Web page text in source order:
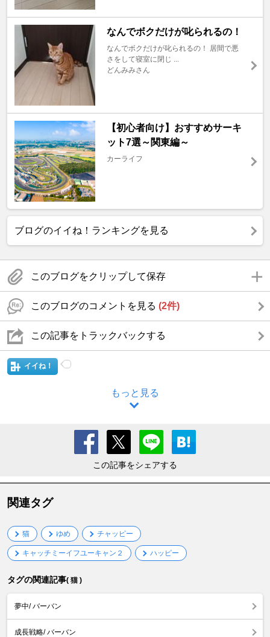
なんでボクだけが叱られるの！
なんでボクだけが叱られるの！ 居間で悪
さをして寝室に閉じ ...
どんみみさん
【初心者向け】おすすめサーキ
ット7選～関東編～
カーライフ
ブログのイイね！ランキングを見る
このブログをクリップして保存
このブログのコメントを見る (2件)
この記事をトラックバックする
イイね！
もっと見る
この記事をシェアする
関連タグ
猫 ゆめ チャッピー
キャッチミーイフユーキャン２ ハッピー
タグの関連記事( 猫 )
夢中/ バーバン
成長戦略/ バーバン